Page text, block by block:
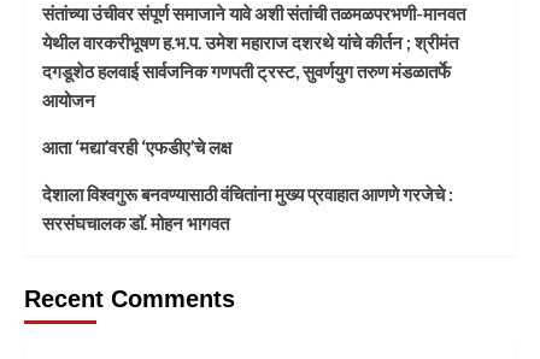
संतांच्या उंचीवर संपूर्ण समाजाने यावे अशी संतांची तळमळपरभणी-मानवत
येथील वारकरीभूषण ह.भ.प. उमेश महाराज दशरथे यांचे कीर्तन ; श्रीमंत
दगडूशेठ हलवाई सार्वजनिक गणपती ट्रस्ट, सुवर्णयुग तरुण मंडळातर्फे
आयोजन
आता ‘मद्या’वरही ‘एफडीए’चे लक्ष
देशाला विश्वगुरू बनवण्यासाठी वंचितांना मुख्य प्रवाहात आणणे गरजेचे :
सरसंघचालक डाॅ. मोहन भागवत
Recent Comments